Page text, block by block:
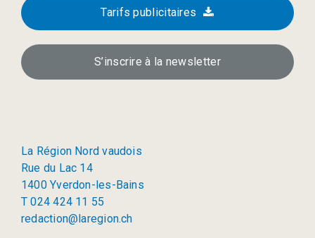
Tarifs publicitaires
S’inscrire à la newsletter
La Région Nord vaudois
Rue du Lac 14
1400 Yverdon-les-Bains
T 024 424 11 55
redaction@laregion.ch